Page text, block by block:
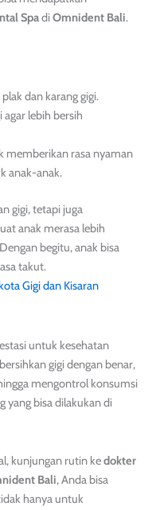
SpadiOmnident Bali.
dan karang gigi.
lebih bersih
memberikan rasa nyaman
anak-anak.
gigi, tetapi juga
anak merasa lebih
begitu, anak bisa
takut.
Gigi dan Kisaran
untuk kesehatan
gigi dengan benar,
mengontrol konsumsi
yang bisa dilakukan di
kunjungan rutin kedokter
Bali, Anda bisa
hanya untuk